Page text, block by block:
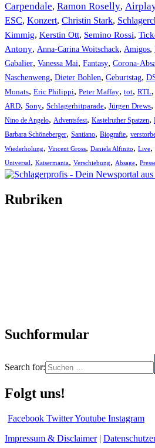
Carpendale, Ramon Roselly,
ESC, Konzert, Christin Stark,
Kimmig, Kerstin Ott, Semino Rossi,
Antony, Anna-Carina Woitschack, Amigos,
Gabalier, Vanessa Mai, Fantasy, Corona-
Naschenweng, Dieter Bohlen, Geburtstag,
Monats, Eric Philippi, Peter Maffay, tot, RTL,
ARD, Sony, Schlagerhitparade, Jürgen Drews,
Nino de Angelo, Adventsfest, Kastelruther Spatzen,
Barbara Schöneberger, Santiano, Biografie,
Wiederholung, Vincent Gross, Daniela Alfinito, Live,
Universal, Kaisermania, Verschiebung, Absage,
Rubriken
Suchformular
Search for:
Folgt uns!
Facebook TwitterYoutube Instagram
Impressum & Disclaimer|